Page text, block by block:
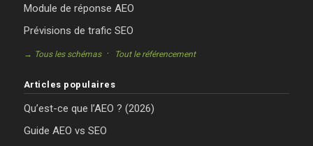
Module de réponse AEO
Prévisions de trafic SEO
→ Tous les schémas· Tout le référencement
Articles populaires
Qu’est-ce que l’AEO ? (2026)
Guide AEO vs SEO